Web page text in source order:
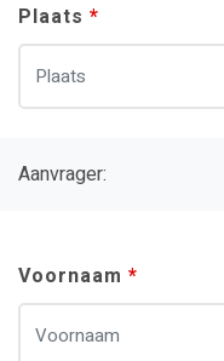
Plaats
Aanvrager:
Voornaam